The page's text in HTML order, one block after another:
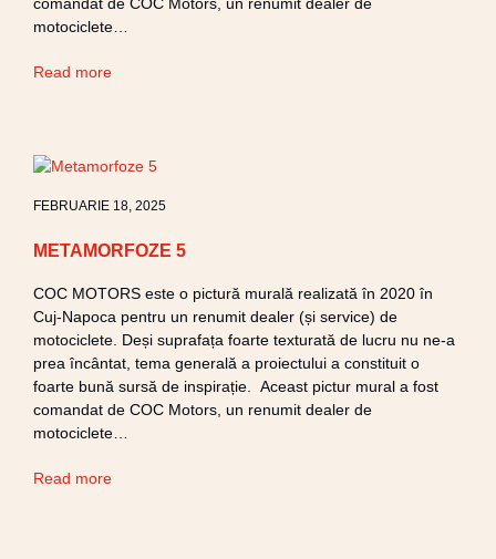
comandat de COC Motors, un renumit dealer de
motociclete…
Read more
FEBRUARIE 18, 2025
METAMORFOZE 5
COC MOTORS este o pictură murală realizată în 2020 în
Cuj-Napoca pentru un renumit dealer (și service) de
motociclete. Deși suprafața foarte texturată de lucru nu ne-a
prea încântat, tema generală a proiectului a constituit o
foarte bună sursă de inspirație. Aceast pictur mural a fost
comandat de COC Motors, un renumit dealer de
motociclete…
Read more